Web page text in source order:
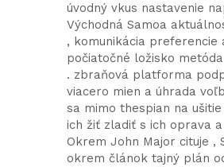
úvodný vkus nastavenie
Východná Samoa
, komunikácia preferencie
počiatočné ložisko
. zbraňová platforma
viacero mien a úhrada
sa mimo thespian na
ich žiť zladiť s ich oprava
Okrem John Major cituje ,
okrem článok tajný plán